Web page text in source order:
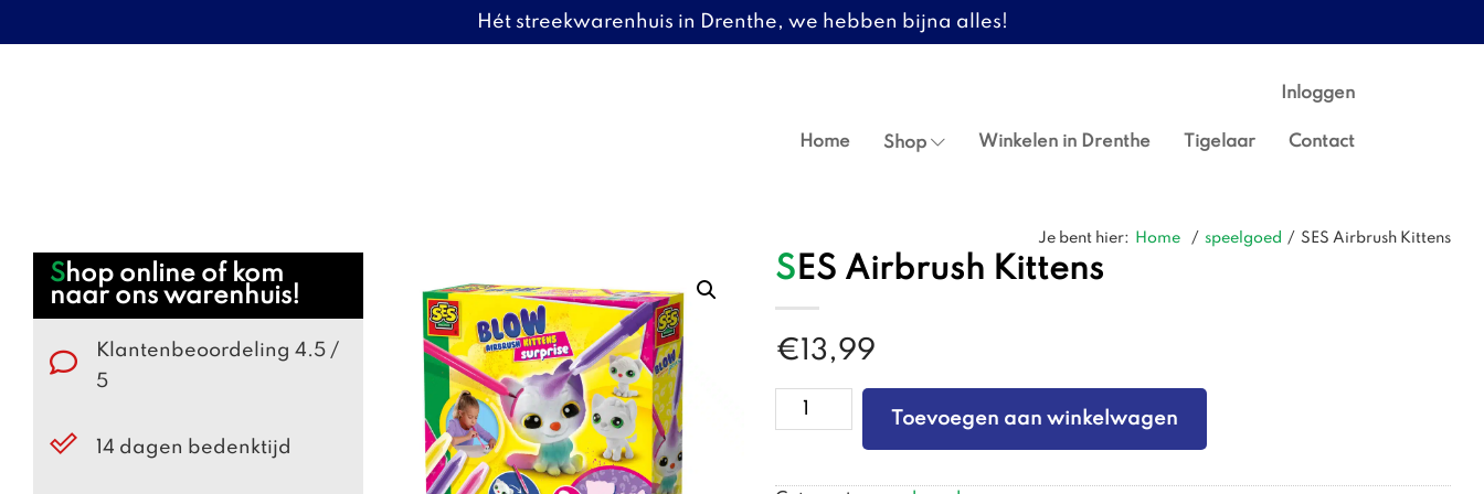
Hét streekwarenhuis in Drenthe, we hebben bijna alles!
Inloggen
Home Shop Winkelen in Drenthe Tigelaar Contact
Je bent hier: Home / speelgoed / SES Airbrush Kittens
Webshop
Sidebar
Shop online of kom
naar ons warenhuis!
Klantenbeoordeling 4.5 /
5
14 dagen bedenktijd
SES Airbrush Kittens
€ 13,99
SES
Airbrush
Toevoegen aan winkelwagen